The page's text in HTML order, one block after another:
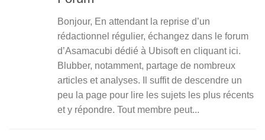
Bonjour, En attendant la reprise d’un
rédactionnel régulier, échangez dans le forum
d’Asamacubi dédié à Ubisoft en cliquant ici.
Blubber, notamment, partage de nombreux
articles et analyses. Il suffit de descendre un
peu la page pour lire les sujets les plus récents
et y répondre. Tout membre peut...